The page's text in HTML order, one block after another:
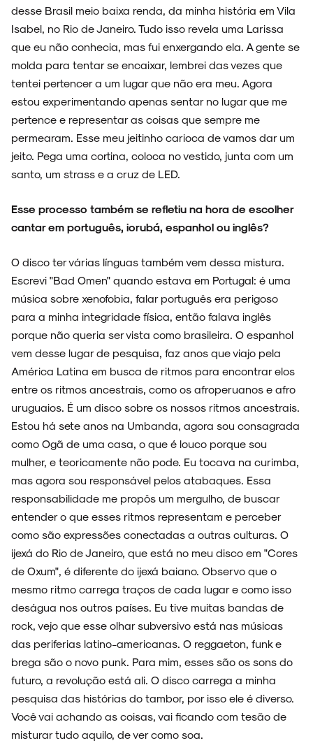
SOBRE
desse Brasil meio baixa renda, da minha história em Vila
Isabel, no Rio de Janeiro. Tudo isso revela uma Larissa
que eu não conhecia, mas fui enxergando ela. A gente se
molda para tentar se encaixar, lembrei das vezes que
tentei pertencer a um lugar que não era meu. Agora
estou experimentando apenas sentar no lugar que me
pertence e representar as coisas que sempre me
permearam. Esse meu jeitinho carioca de vamos dar um
jeito. Pega uma cortina, coloca no vestido, junta com um
santo, um strass e a cruz de LED.
Esse processo também se refletiu na hora de escolher
cantar em português, iorubá, espanhol ou inglês?
O disco ter várias línguas também vem dessa mistura.
Escrevi "Bad Omen" quando estava em Portugal: é uma
música sobre xenofobia, falar português era perigoso
para a minha integridade física, então falava inglês
porque não queria ser vista como brasileira. O espanhol
vem desse lugar de pesquisa, faz anos que viajo pela
América Latina em busca de ritmos para encontrar elos
entre os ritmos ancestrais, como os afroperuanos e afro
uruguaios. É um disco sobre os nossos ritmos ancestrais.
Estou há sete anos na Umbanda, agora sou consagrada
como Ogã de uma casa, o que é louco porque sou
mulher, e teoricamente não pode. Eu tocava na curimba,
mas agora sou responsável pelos atabaques. Essa
responsabilidade me propôs um mergulho, de buscar
entender o que esses ritmos representam e perceber
como são expressões conectadas a outras culturas. O
ijexá do Rio de Janeiro, que está no meu disco em "Cores
de Oxum", é diferente do ijexá baiano. Observo que o
mesmo ritmo carrega traços de cada lugar e como isso
deságua nos outros países. Eu tive muitas bandas de
rock, vejo que esse olhar subversivo está nas músicas
das periferias latino-americanas. O reggaeton, funk e
brega são o novo punk. Para mim, esses são os sons do
futuro, a revolução está ali. O disco carrega a minha
pesquisa das histórias do tambor, por isso ele é diverso.
Você vai achando as coisas, vai ficando com tesão de
misturar tudo aquilo, de ver como soa.